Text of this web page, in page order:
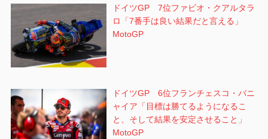
ドイツGP 7位ファビオ・クアルタラ
ロ「7番手は良い結果だと言える」
MotoGP
ドイツGP 6位フランチェスコ・バニ
ャイア「目標は勝てるようになるこ
と、そして結果を安定させること」
MotoGP